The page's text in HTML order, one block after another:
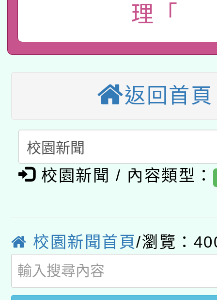
本校115學年度第1次
第3次招考甄選結果公
有關原住民族委員會
公告之原住民族歲時祭
兒童少年暑期犯罪預防
有關本府115年70歲以
人員健康講座「吃得安
心」，鼓勵退休同仁踴
本校115學年度第2次
招甄選結果公告(無人
招)
適應運動共學行動站研
本館辦理115年度閱讀
礎課程
A3數位素養講師名單
理「
返回首頁
校園新聞 / 內容類型：
校園新聞首頁/瀏覽：